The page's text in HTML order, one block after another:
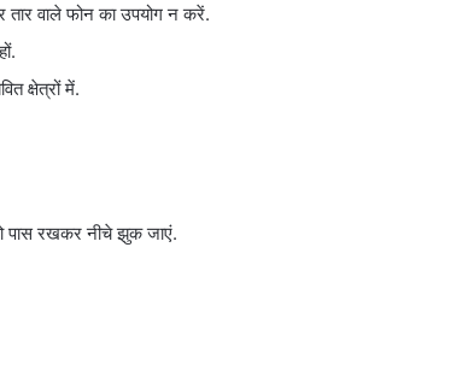
तार वाले फोन का उपयोग न करें.
क्षेत्रों में.
पास रखकर नीचे झुक जाएं.